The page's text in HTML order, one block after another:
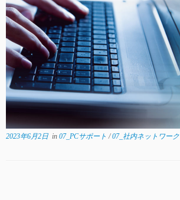
2023年6月2日 in 07_PCサポート/07_社内ネットワーク